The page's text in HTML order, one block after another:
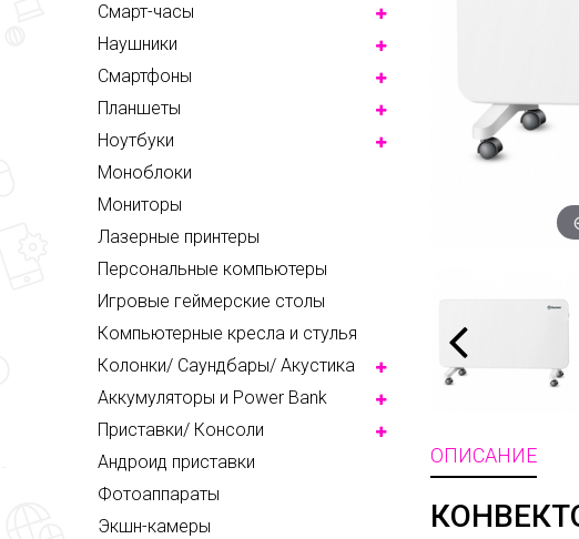
Смарт-часы
Наушники
Смартфоны
Планшеты
Ноутбуки
Моноблоки
Мониторы
Лазерные принтеры
Персональные компьютеры
Игровые геймерские столы
Компьютерные кресла и стулья
Колонки/ Саундбары/ Акустика
Аккумуляторы и Power Bank
Приставки/ Консоли
Андроид приставки
Фотоаппараты
Экшн-камеры
ОПИСАНИЕ